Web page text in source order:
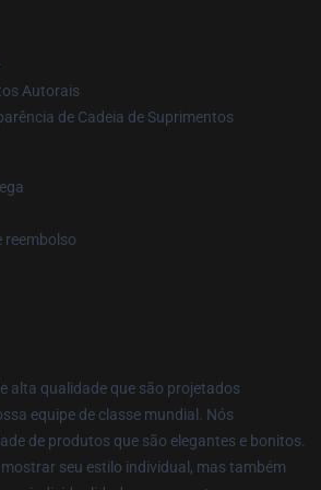
Autorais
de Cadeia de Suprimentos
reembolso
alta qualidade que são projetados
equipe de classe mundial. Nós
de produtos que são elegantes e bonitos.
seu estilo individual, mas também